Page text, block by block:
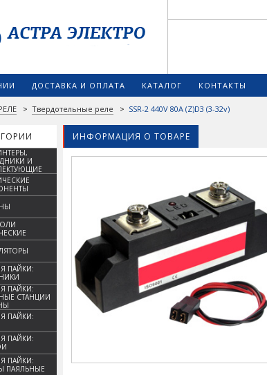
ДОСТАВКА И ОПЛАТА КАТАЛОГ КОНТАКТЫ
> Твердотельные реле > SSR-2 440V 80A (Z)D3 (3-32v)
ИНФОРМАЦИЯ О ТОВАРЕ
И
ПАЙКИ:
ПАЙКИ:
СТАНЦИИ
ПАЙКИ:
ПАЙКИ:
ПАЙКИ:
ПАЯЛЬНЫЕ